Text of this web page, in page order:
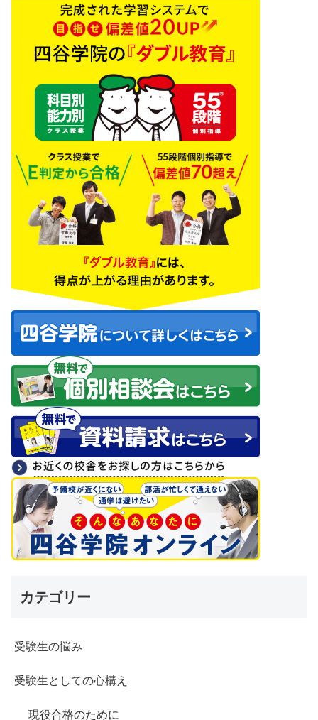
カテゴリー
受験生の悩み
受験生としての心構え
現役合格のために